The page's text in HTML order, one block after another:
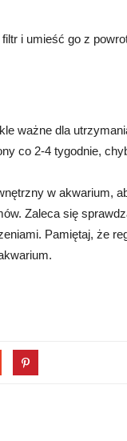
i umieść go z
ważne dla
co 2-4 tygodnie,
w akwarium,
Zaleca się
Pamiętaj, że